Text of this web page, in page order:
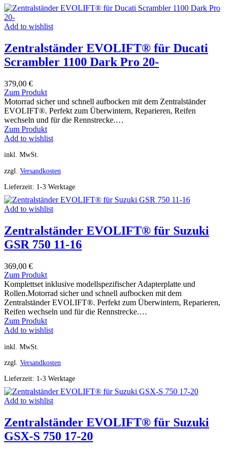
Add to wishlist
Zentralständer EVOLIFT® für Ducati
Scrambler 1100 Dark Pro 20-
379,00 €
Zum Produkt
Motorrad sicher und schnell aufbocken mit dem Zentralständer
EVOLIFT®. Perfekt zum Überwintern, Reparieren, Reifen
wechseln und für die Rennstrecke.…
Zum Produkt
Add to wishlist
inkl. MwSt.
zzgl. Versandkosten
Lieferzeit: 1-3 Werktage
Add to wishlist
Zentralständer EVOLIFT® für Suzuki
GSR 750 11-16
369,00 €
Zum Produkt
Komplettset inklusive modellspezifischer Adapterplatte und
Rollen.Motorrad sicher und schnell aufbocken mit dem
Zentralständer EVOLIFT®. Perfekt zum Überwintern, Reparieren,
Reifen wechseln und für die Rennstrecke.…
Zum Produkt
Add to wishlist
inkl. MwSt.
zzgl. Versandkosten
Lieferzeit: 1-3 Werktage
Add to wishlist
Zentralständer EVOLIFT® für Suzuki
GSX-S 750 17-20